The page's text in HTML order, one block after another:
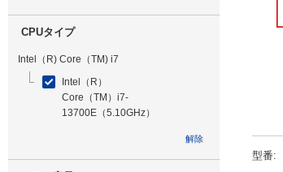
CPUタイプ
Intel（R) Core（TM) i7
Intel（R）
Core（TM）i7-
13700E（5.10GHz）
解除
型番: